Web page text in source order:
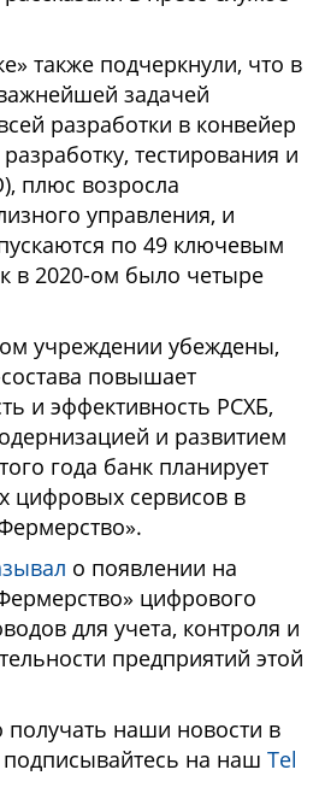
также подчеркнули, что в
задачей
разработки в конвейер
тестирования и
плюс возросла
управления, и
по 49 ключевым
в 2020-ом было четыре
учреждении убеждены,
повышает
и эффективность РСХБ,
и развитием
года банк планирует
цифровых сервисов в
о появлении на
цифрового
для учета, контроля и
предприятий этой
наши новости в
на наш Tel